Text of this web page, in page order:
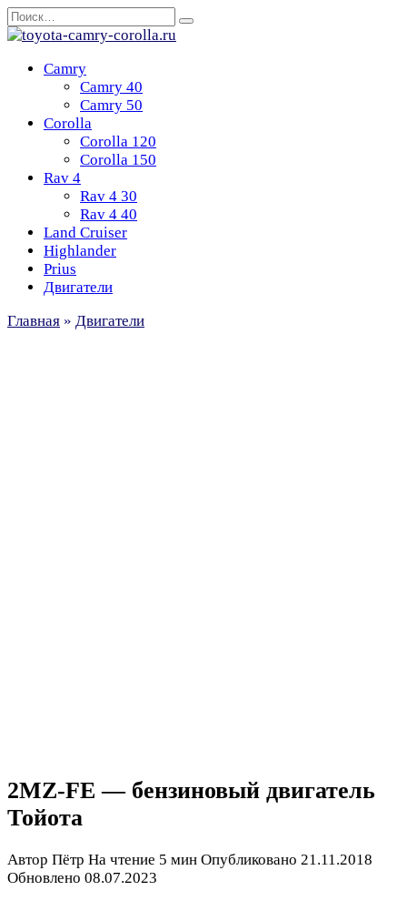
Перейти
к
Search
for:
Camry
Camry 40
Camry 50
Corolla
Corolla 120
Corolla 150
Rav 4
Rav 4 30
Rav 4 40
Land Cruiser
Highlander
Prius
Двигатели
Главная » Двигатели
2MZ-FE — бензиновый двигатель
Тойота
Автор Пётр На чтение 5 мин Опубликовано 21.11.2018
Обновлено 08.07.2023